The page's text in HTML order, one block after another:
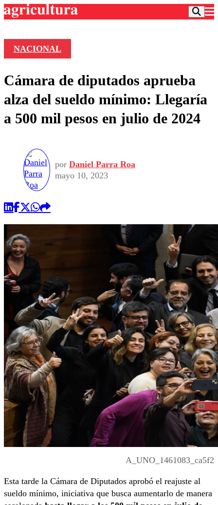
Frecuencias
Agricultura TV
Deportes
Colo Colo
Seleccion Chilena
Torneo Internacional
Entretención
Economía
Internacional
Opinión
Programas
NACIONAL
Cámara de diputados aprueba
alza del sueldo mínimo: Llegaría
a 500 mil pesos en julio de 2024
por Daniel Parra Roa
mayo 10, 2023
A_UNO_1461083_ca5f2
Esta tarde la Cámara de Diputados aprobó el reajuste al
sueldo mínimo, iniciativa que busca aumentarlo de manera